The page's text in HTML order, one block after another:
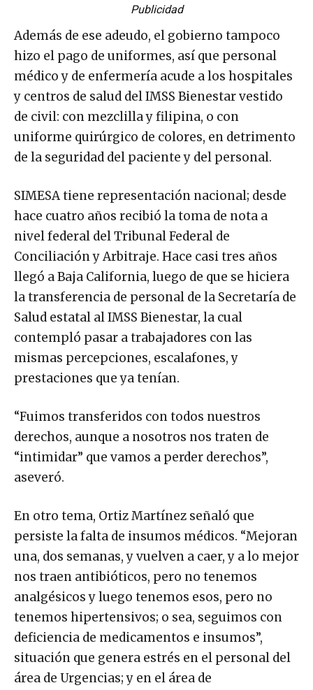
Publicidad
Además de ese adeudo, el gobierno tampoco
hizo el pago de uniformes, así que personal
médico y de enfermería acude a los hospitales
y centros de salud del IMSS Bienestar vestido
de civil: con mezclilla y filipina, o con
uniforme quirúrgico de colores, en detrimento
de la seguridad del paciente y del personal.
SIMESA tiene representación nacional; desde
hace cuatro años recibió la toma de nota a
nivel federal del Tribunal Federal de
Conciliación y Arbitraje. Hace casi tres años
llegó a Baja California, luego de que se hiciera
la transferencia de personal de la Secretaría de
Salud estatal al IMSS Bienestar, la cual
contempló pasar a trabajadores con las
mismas percepciones, escalafones, y
prestaciones que ya tenían.
“Fuimos transferidos con todos nuestros
derechos, aunque a nosotros nos traten de
“intimidar” que vamos a perder derechos”,
aseveró.
En otro tema, Ortiz Martínez señaló que
persiste la falta de insumos médicos. “Mejoran
una, dos semanas, y vuelven a caer, y a lo mejor
nos traen antibióticos, pero no tenemos
analgésicos y luego tenemos esos, pero no
tenemos hipertensivos; o sea, seguimos con
deficiencia de medicamentos e insumos”,
situación que genera estrés en el personal del
área de Urgencias; y en el área de